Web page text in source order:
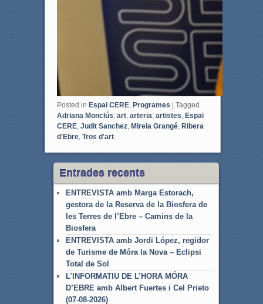
Posted in Espai CERE, Programes | Tagged
Adriana Monclús art, arteria artistes Espai
CERE, Judit Sanchez, Mireia Grangé, Ribera
d'Ebre, Tros d'art
Entrades recents
ENTREVISTA amb Marga Estorach,
gestora de la Reserva de la Biosfera de
les Terres de l’Ebre – Camins de la
Biosfera
ENTREVISTA amb Jordi López, regidor
de Turisme de Móra la Nova – Eclipsi
Total de Sol
L’INFORMATIU DE L’HORA MÓRA
D’EBRE amb Albert Fuertes i Cel Prieto
(07-08-2026)